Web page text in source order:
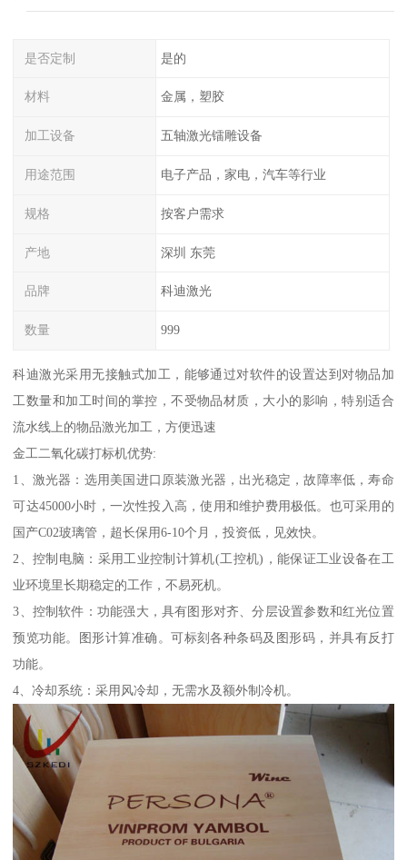
是否定制 是的
材料 金属，塑胶
加工设备 五轴激光镭雕设备
用途范围 电子产品，家电，汽车等行业
规格 按客户需求
产地 深圳 东莞
品牌 科迪激光
数量 999
科迪激光采用无接触式加工，能够通过对软件的设置达到对物品加
工数量和加工时间的掌控，不受物品材质，大小的影响，特别适合
流水线上的物品激光加工，方便迅速
金工二氧化碳打标机优势:
1、激光器：选用美国进口原装激光器，出光稳定，故障率低，寿命
可达45000小时，一次性投入高，使用和维护费用极低。也可采用的
国产C02玻璃管，超长保用6-10个月，投资低，见效快。
2、控制电脑：采用工业控制计算机(工控机)，能保证工业设备在工
业环境里长期稳定的工作，不易死机。
3、控制软件：功能强大，具有图形对齐、分层设置参数和红光位置
预览功能。图形计算准确。可标刻各种条码及图形码，并具有反打
功能。
4、冷却系统：采用风冷却，无需水及额外制冷机。